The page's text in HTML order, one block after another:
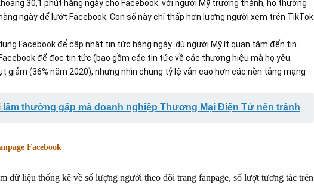
30,1 phút hàng ngày cho Facebook: với người Mỹ trưởng thành, họ thường
ngày để lướt Facebook. Con số này chỉ thấp hơn lượng người xem trên TikTok
Facebook để cập nhật tin tức hàng ngày: dù người Mỹ ít quan tâm đến tin
để đọc tin tức (bao gồm các tin tức về các thương hiệu mà họ yêu
giảm (36% năm 2020), nhưng nhìn chung tỷ lệ vẫn cao hơn các nền tảng mạng
lầm thường gặp mà doanh nghiệp Thương Mại Điện Tử nên tránh
Facebook
dữ liệu thống kê về số lượng người theo dõi trang fanpage, số lượt tương tác trên